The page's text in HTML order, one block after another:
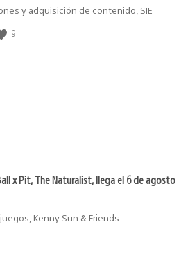
y adquisición de contenido, SIE
9
x Pit, The Naturalist, llega el 6 de agosto
Kenny Sun & Friends